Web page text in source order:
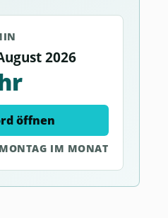
2026
öffnen
IM MONAT